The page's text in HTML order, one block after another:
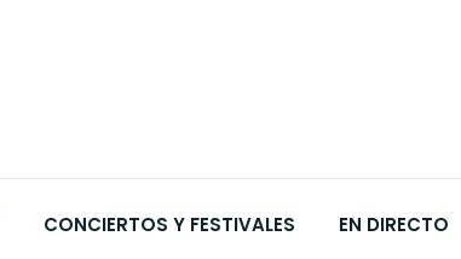
CONCIERTOS Y FESTIVALES EN DIRECTO